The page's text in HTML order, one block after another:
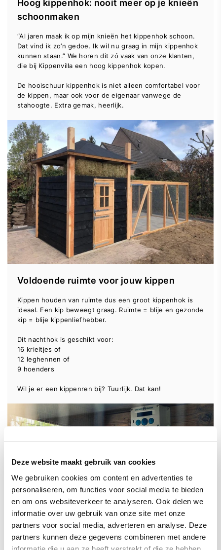
Deze website maakt gebruik van cookies
We gebruiken cookies om content en advertenties te
personaliseren, om functies voor social media te bieden
en om ons websiteverkeer te analyseren. Ook delen we
informatie over uw gebruik van onze site met onze
partners voor social media, adverteren en analyse. Deze
partners kunnen deze gegevens combineren met andere
Hoog kippenhok: nooit meer op je knieën
schoonmaken
“Al jaren maak ik op mijn knieën het kippenhok schoon.
Dat vind ik zo’n gedoe. Ik wil nu graag in mijn kippenhok
kunnen staan.” We horen dit zó vaak van onze klanten,
die bij Kippenvilla een hoog kippenhok kopen.
De hooischuur kippenhok is niet alleen comfortabel voor
de kippen, maar ook voor de eigenaar vanwege de
stahoogte. Extra gemak, heerlijk.
Voldoende ruimte voor jouw kippen
Kippen houden van ruimte dus een groot kippenhok is
ideaal. Een kip beweegt graag. Ruimte = blije en gezonde
kip = blije kippenliefhebber.
Dit nachthok is geschikt voor:
16 krieltjes of
12 leghennen of
9 hoenders
Wil je er een kippenren bij? Tuurlijk. Dat kan!